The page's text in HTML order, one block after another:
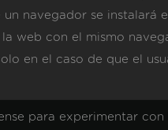
navegador se instalará
web con el mismo
en el caso de que el
para experimentar